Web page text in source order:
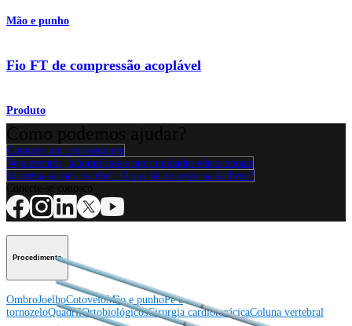
Mão e punho
Fio FT de compressão acoplável
Produto
Contacte um representante
Veja eventos, laboratórios e oportunidades educacionais
Inscreva-se para receber: O que há de novo na Arthrex?
Procedimento
OmbroJoelhoCotoveloMão e punhoPé e
tornozeloQuadrilOrtobiológicosCirurgia cardiotorácicaColuna vertebral